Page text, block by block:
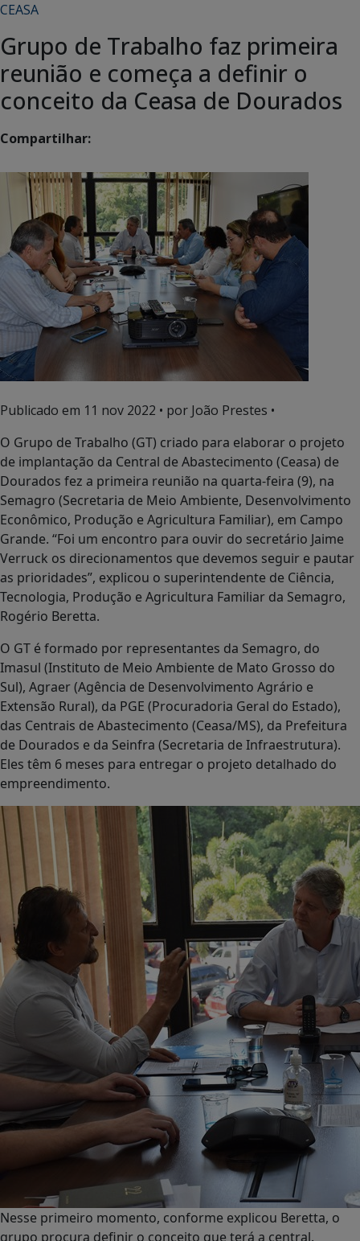
CEASA
Grupo de Trabalho faz primeira
reunião e começa a definir o
conceito da Ceasa de Dourados
Compartilhar:
Publicado em 11 nov 2022 • por João Prestes •
O Grupo de Trabalho (GT) criado para elaborar o projeto
de implantação da Central de Abastecimento (Ceasa) de
Dourados fez a primeira reunião na quarta-feira (9), na
Semagro (Secretaria de Meio Ambiente, Desenvolvimento
Econômico, Produção e Agricultura Familiar), em Campo
Grande. “Foi um encontro para ouvir do secretário Jaime
Verruck os direcionamentos que devemos seguir e pautar
as prioridades”, explicou o superintendente de Ciência,
Tecnologia, Produção e Agricultura Familiar da Semagro,
Rogério Beretta.
O GT é formado por representantes da Semagro, do
Imasul (Instituto de Meio Ambiente de Mato Grosso do
Sul), Agraer (Agência de Desenvolvimento Agrário e
Extensão Rural), da PGE (Procuradoria Geral do Estado),
das Centrais de Abastecimento (Ceasa/MS), da Prefeitura
de Dourados e da Seinfra (Secretaria de Infraestrutura).
Eles têm 6 meses para entregar o projeto detalhado do
empreendimento.
Nesse primeiro momento, conforme explicou Beretta, o
grupo procura definir o conceito que terá a central.